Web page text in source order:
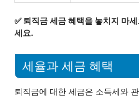
✅ 퇴직금 세금 혜택을 놓치지 마
세요.
세율과 세금 혜택
퇴직금에 대한 세금은 소득세와